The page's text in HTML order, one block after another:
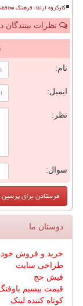
کارگروه ارتقاء فرهنگ
نظرات
نام:
ایمیل:
نظر:
سوال:
دوستان ما
خرید و فروش
طراحی سایت
فیش حج
قیمت بیسیم
کوتاه کننده لینک